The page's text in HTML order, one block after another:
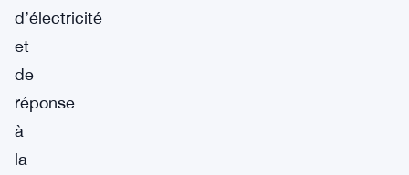
d’électricité
et
de
réponse
à
la